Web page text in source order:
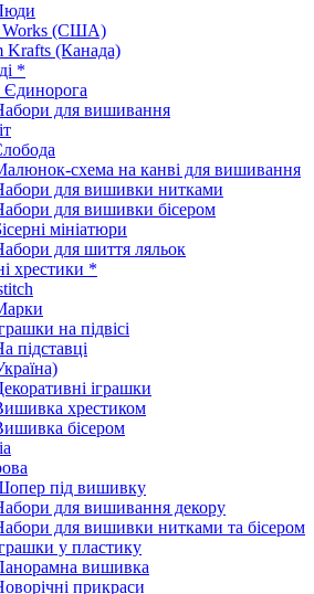
Works (США)
Krafts (Канада)
*
Єдинорога
для вишивання
схема на канві для вишивання
для вишивки нитками
для вишивки бісером
мініатюри
для шиття ляльок
хрестики *
на підвісі
підставці
іграшки
хрестиком
бісером
під вишивку
для вишивання декору
для вишивки нитками та бісером
у пластику
вишивка
прикраси